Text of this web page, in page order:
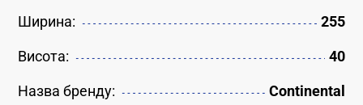
Ширина: 255
Висота: 40
Назва бренду: Continental